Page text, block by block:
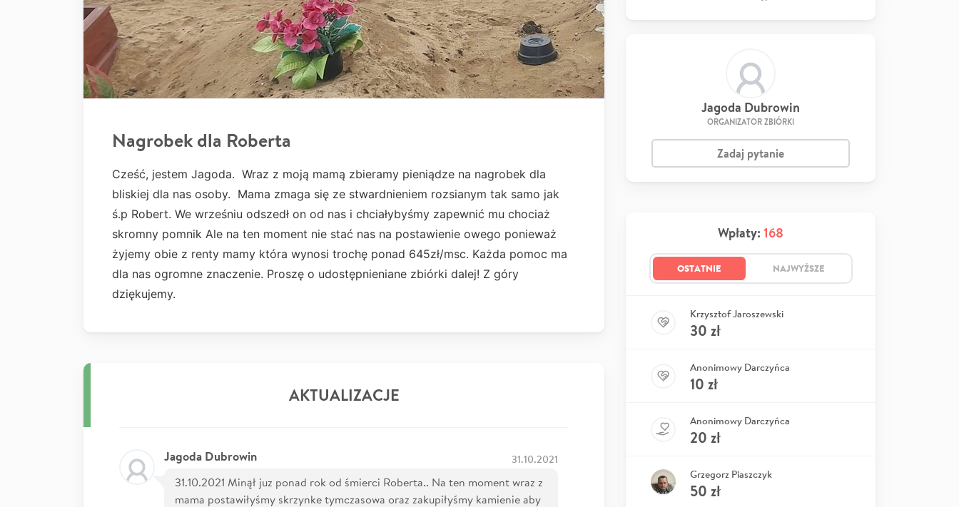
Nagrobek dla Roberta
Cześć, jestem Jagoda. Wraz z moją mamą zbieramy pieniądze na nagrobek dla
bliskiej dla nas osoby. Mama zmaga się ze stwardnieniem rozsianym tak samo jak
ś.p Robert. We wrześniu odszedł on od nas i chciałybyśmy zapewnić mu chociaż
skromny pomnik Ale na ten moment nie stać nas na postawienie owego ponieważ
żyjemy obie z renty mamy która wynosi trochę ponad 645zł/msc. Każda pomoc ma
dla nas ogromne znaczenie. Proszę o udostępnieniane zbiórki dalej! Z góry
dziękujemy.
AKTUALIZACJE
Jagoda Dubrowin 31.10.2021
31.10.2021 Minął juz ponad rok od śmierci Roberta.. Na ten moment wraz z
mama postawiłyśmy skrzynke tymczasowa oraz zakupiłyśmy kamienie aby
Jagoda Dubrowin
ORGANIZATOR ZBIÓRKI
Zadaj pytanie
Wpłaty: 168
OSTATNIE NAJWYŻSZE
Krzysztof Jaroszewski
30 zł
Anonimowy Darczyńca
10 zł
Anonimowy Darczyńca
20 zł
Grzegorz Piaszczyk
50 zł